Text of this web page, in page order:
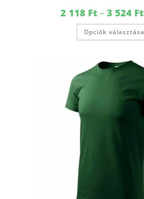
2 118 Ft – 3 524 Ft
Opciók választása